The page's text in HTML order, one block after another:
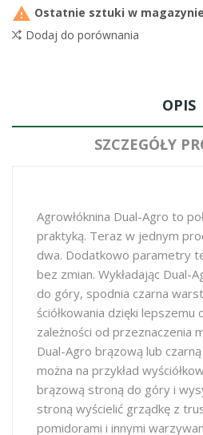
 Ostatnie sztuki w magazynie
Dodaj do porównania
OPIS
SZCZEGÓŁY
Agrowłóknina Dual-Agro to
praktyką. Teraz w jednym
dwa. Dodatkowo parametry
bez zmian. Wykładając Dual-
do góry, spodnia czarna
ściółkowania dzięki lepszemu
zależności od przeznaczenia
Dual-Agro brązową lub
można na przykład
brązową stroną do góry i
stroną wyścielić grządkę z
pomidorami i innymi